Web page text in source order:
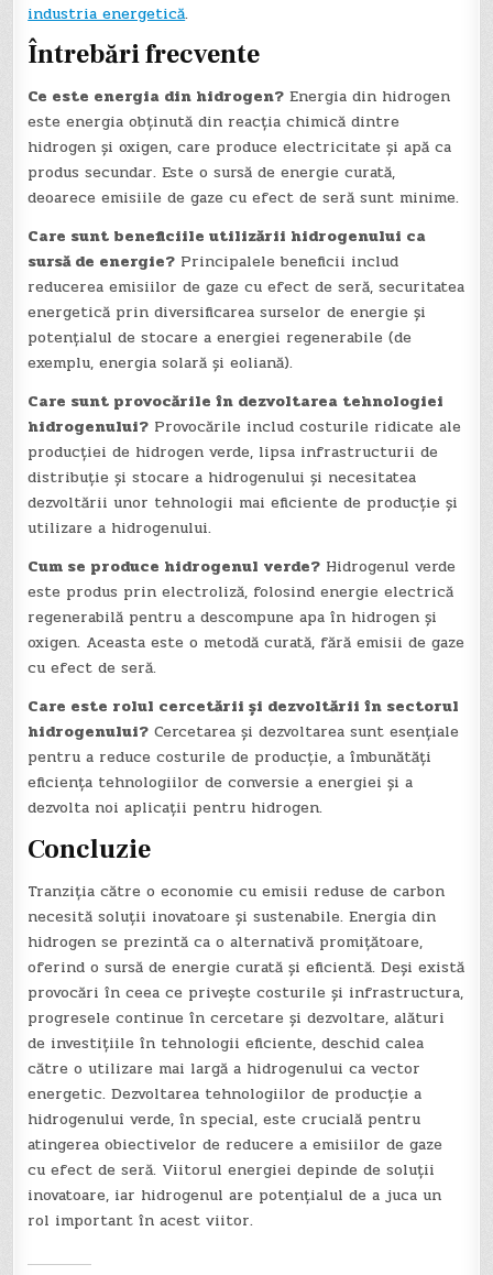
industria energetică.
Întrebări frecvente
Ce este energia din hidrogen? Energia din hidrogen
este energia obținută din reacția chimică dintre
hidrogen și oxigen, care produce electricitate și apă ca
produs secundar. Este o sursă de energie curată,
deoarece emisiile de gaze cu efect de seră sunt minime.
Care sunt beneficiile utilizării hidrogenului ca
sursă de energie? Principalele beneficii includ
reducerea emisiilor de gaze cu efect de seră, securitatea
energetică prin diversificarea surselor de energie și
potențialul de stocare a energiei regenerabile (de
exemplu, energia solară și eoliană).
Care sunt provocările în dezvoltarea tehnologiei
hidrogenului? Provocările includ costurile ridicate ale
producției de hidrogen verde, lipsa infrastructurii de
distribuție și stocare a hidrogenului și necesitatea
dezvoltării unor tehnologii mai eficiente de producție și
utilizare a hidrogenului.
Cum se produce hidrogenul verde? Hidrogenul verde
este produs prin electroliză, folosind energie electrică
regenerabilă pentru a descompune apa în hidrogen și
oxigen. Aceasta este o metodă curată, fără emisii de gaze
cu efect de seră.
Care este rolul cercetării și dezvoltării în sectorul
hidrogenului? Cercetarea și dezvoltarea sunt esențiale
pentru a reduce costurile de producție, a îmbunătăți
eficiența tehnologiilor de conversie a energiei și a
dezvolta noi aplicații pentru hidrogen.
Concluzie
Tranziția către o economie cu emisii reduse de carbon
necesită soluții inovatoare și sustenabile. Energia din
hidrogen se prezintă ca o alternativă promițătoare,
oferind o sursă de energie curată și eficientă. Deși există
provocări în ceea ce privește costurile și infrastructura,
progresele continue în cercetare și dezvoltare, alături
de investițiile în tehnologii eficiente, deschid calea
către o utilizare mai largă a hidrogenului ca vector
energetic. Dezvoltarea tehnologiilor de producție a
hidrogenului verde, în special, este crucială pentru
atingerea obiectivelor de reducere a emisiilor de gaze
cu efect de seră. Viitorul energiei depinde de soluții
inovatoare, iar hidrogenul are potențialul de a juca un
rol important în acest viitor.